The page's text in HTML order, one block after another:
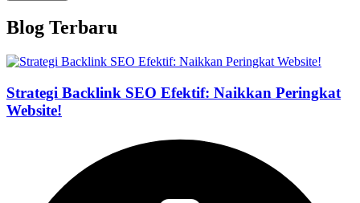
Blog Terbaru
Strategi Backlink SEO Efektif: Naikkan Peringkat
Website!